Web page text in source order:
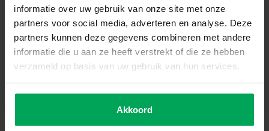
informatie over uw gebruik van onze site met onze
partners voor social media, adverteren en analyse. Deze
partners kunnen deze gegevens combineren met andere
informatie die u aan ze heeft verstrekt of die ze hebben
verzameld op basis van uw gebruik van hun services.
Akkoord
Leicht getönt / Gespiegelt
Außenmontage
€64,00
Weiß gefärbt / Undurchsichtig
Außenmontage
€84,00